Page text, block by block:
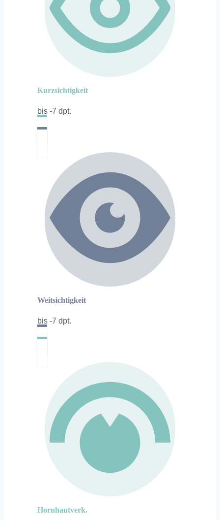
Kurzsichtigkeit
bis -7 dpt.
Weitsichtigkeit
bis -7 dpt.
Hornhautverk.